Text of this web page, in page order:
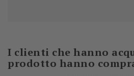
I clienti che hanno
prodotto hanno